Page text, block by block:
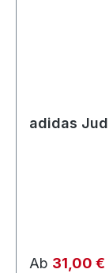
adidas
Ab 31,00 €